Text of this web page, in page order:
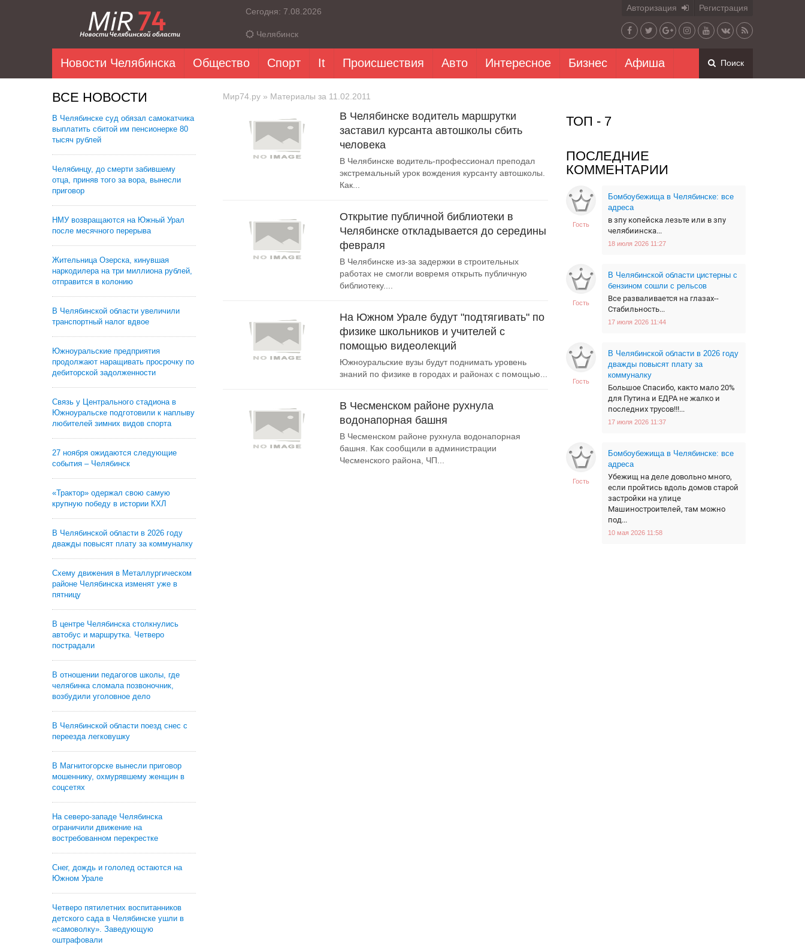
Сегодня: 7.08.2026
Челябинск
Авторизация Регистрация
Новости Челябинска Общество Спорт It Происшествия Авто Интересное Бизнес Афиша Поиск
ВСЕ НОВОСТИ
В Челябинске суд обязал самокатчика
выплатить сбитой им пенсионерке 80
тысяч рублей
Челябинцу, до смерти забившему
отца, приняв того за вора, вынесли
приговор
НМУ возвращаются на Южный Урал
после месячного перерыва
Жительница Озерска, кинувшая
наркодилера на три миллиона рублей,
отправится в колонию
В Челябинской области увеличили
транспортный налог вдвое
Южноуральские предприятия
продолжают наращивать просрочку по
дебиторской задолженности
Связь у Центрального стадиона в
Южноуральске подготовили к наплыву
любителей зимних видов спорта
27 ноября ожидаются следующие
события – Челябинск
«Трактор» одержал свою самую
крупную победу в истории КХЛ
В Челябинской области в 2026 году
дважды повысят плату за коммуналку
Схему движения в Металлургическом
районе Челябинска изменят уже в
пятницу
В центре Челябинска столкнулись
автобус и маршрутка. Четверо
пострадали
В отношении педагогов школы, где
челябинка сломала позвоночник,
возбудили уголовное дело
В Челябинской области поезд снес с
переезда легковушку
В Магнитогорске вынесли приговор
мошеннику, охмурявшему женщин в
соцсетях
На северо-западе Челябинска
ограничили движение на
востребованном перекрестке
Снег, дождь и гололед остаются на
Южном Урале
Четверо пятилетних воспитанников
детского сада в Челябинске ушли в
«самоволку». Заведующую
оштрафовали
ТОП - 7
ПОСЛЕДНИЕ
КОММЕНТАРИИ
Гость
Бомбоубежища в Челябинске: все
адреса
в зпу копейска лезьте или в зпу
челябиинска...
18 июля 2026 11:27
Гость
В Челябинской области цистерны с
бензином сошли с рельсов
Все разваливается на глазах--
Стабильность...
17 июля 2026 11:44
Гость
В Челябинской области в 2026 году
дважды повысят плату за
коммуналку
Большое Спасибо, както мало 20%
для Путина и ЕДРА не жалко и
последних трусов!!!...
17 июля 2026 11:37
Гость
Бомбоубежища в Челябинске: все
адреса
Убежищ на деле довольно много,
если пройтись вдоль домов старой
застройки на улице
Машиностроителей, там можно
под...
10 мая 2026 11:58
Мир74.ру » Материалы за 11.02.2011
В Челябинске водитель маршрутки
заставил курсанта автошколы сбить
человека
В Челябинске водитель-профессионал преподал
экстремальный урок вождения курсанту автошколы.
Как...
Открытие публичной библиотеки в
Челябинске откладывается до середины
февраля
В Челябинске из-за задержки в строительных
работах не смогли вовремя открыть публичную
библиотеку....
На Южном Урале будут "подтягивать" по
физике школьников и учителей с
помощью видеолекций
Южноуральские вузы будут поднимать уровень
знаний по физике в городах и районах с помощью...
В Чесменском районе рухнула
водонапорная башня
В Чесменском районе рухнула водонапорная
башня. Как сообщили в администрации
Чесменского района, ЧП...